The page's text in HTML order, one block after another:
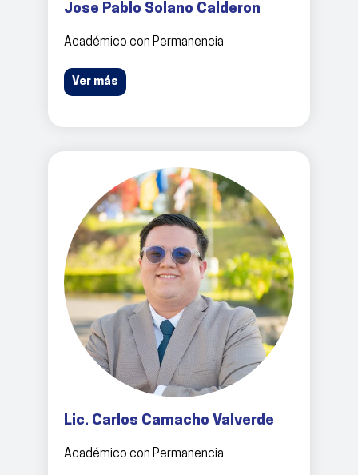
Jose Pablo Solano Calderon
Académico con Permanencia
Ver más
Lic. Carlos Camacho Valverde
Académico con Permanencia